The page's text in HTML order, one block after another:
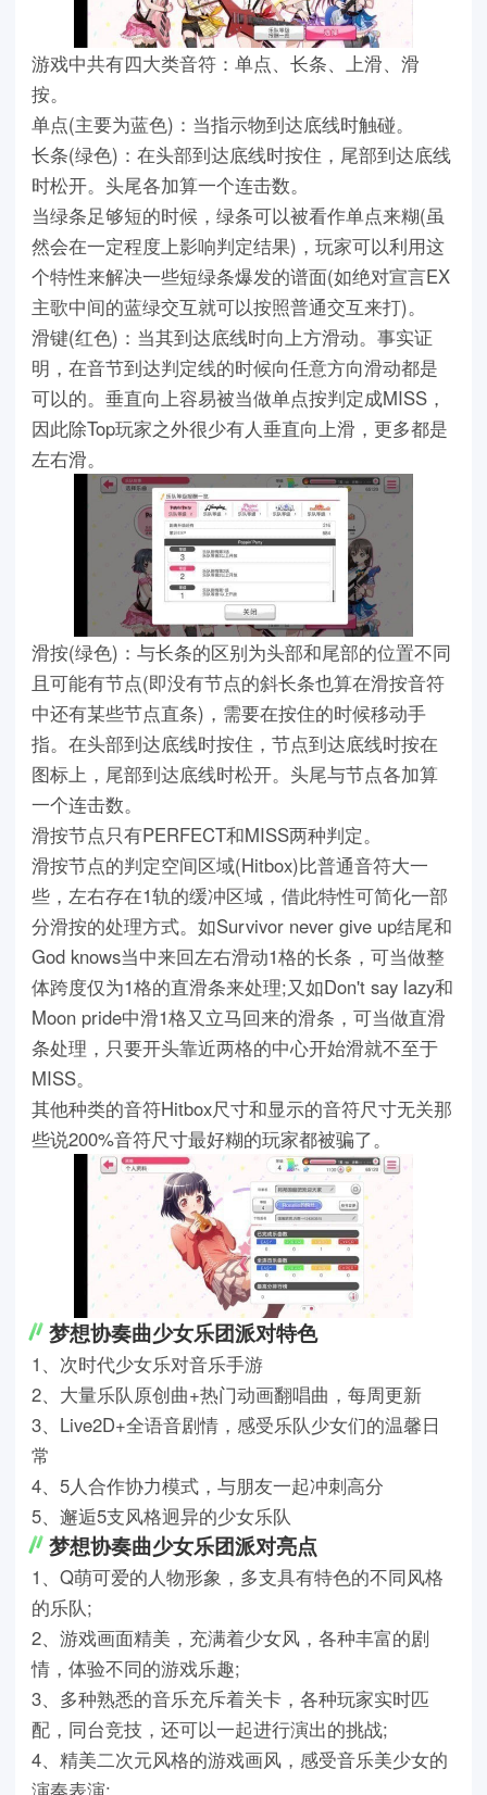
游戏中共有四大类音符：单点、长条、上滑、滑
按。
单点(主要为蓝色)：当指示物到达底线时触碰。
长条(绿色)：在头部到达底线时按住，尾部到达底线
时松开。头尾各加算一个连击数。
当绿条足够短的时候，绿条可以被看作单点来糊(虽
然会在一定程度上影响判定结果)，玩家可以利用这
个特性来解决一些短绿条爆发的谱面(如绝对宣言EX
主歌中间的蓝绿交互就可以按照普通交互来打)。
滑键(红色)：当其到达底线时向上方滑动。事实证
明，在音节到达判定线的时候向任意方向滑动都是
可以的。垂直向上容易被当做单点按判定成MISS，
因此除Top玩家之外很少有人垂直向上滑，更多都是
左右滑。
滑按(绿色)：与长条的区别为头部和尾部的位置不同
且可能有节点(即没有节点的斜长条也算在滑按音符
中还有某些节点直条)，需要在按住的时候移动手
指。在头部到达底线时按住，节点到达底线时按在
图标上，尾部到达底线时松开。头尾与节点各加算
一个连击数。
滑按节点只有PERFECT和MISS两种判定。
滑按节点的判定空间区域(Hitbox)比普通音符大一
些，左右存在1轨的缓冲区域，借此特性可简化一部
分滑按的处理方式。如Survivor never give up结尾和
God knows当中来回左右滑动1格的长条，可当做整
体跨度仅为1格的直滑条来处理;又如Don't say lazy和
Moon pride中滑1格又立马回来的滑条，可当做直滑
条处理，只要开头靠近两格的中心开始滑就不至于
MISS。
其他种类的音符Hitbox尺寸和显示的音符尺寸无关那
些说200%音符尺寸最好糊的玩家都被骗了。
梦想协奏曲少女乐团派对特色
1、次时代少女乐对音乐手游
2、大量乐队原创曲+热门动画翻唱曲，每周更新
3、Live2D+全语音剧情，感受乐队少女们的温馨日
常
4、5人合作协力模式，与朋友一起冲刺高分
5、邂逅5支风格迥异的少女乐队
梦想协奏曲少女乐团派对亮点
1、Q萌可爱的人物形象，多支具有特色的不同风格
的乐队;
2、游戏画面精美，充满着少女风，各种丰富的剧
情，体验不同的游戏乐趣;
3、多种熟悉的音乐充斥着关卡，各种玩家实时匹
配，同台竞技，还可以一起进行演出的挑战;
4、精美二次元风格的游戏画风，感受音乐美少女的
演奏表演;